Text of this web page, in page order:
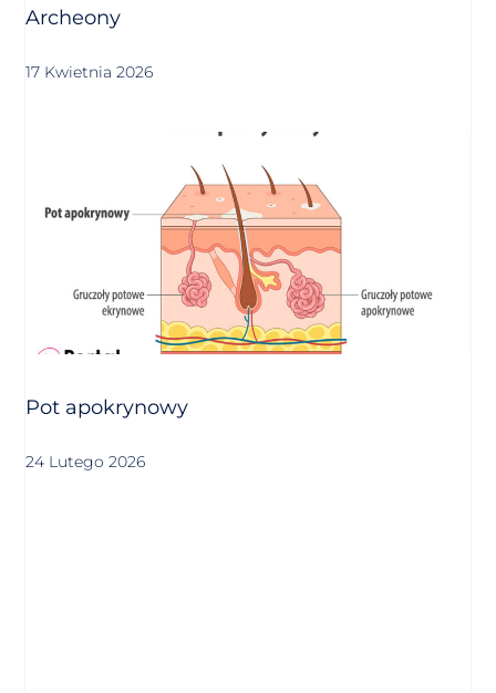
Archeony
17 Kwietnia 2026
Pot apokrynowy
24 Lutego 2026